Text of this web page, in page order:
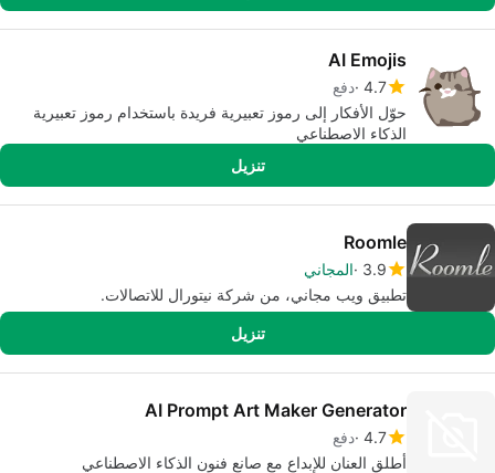
AI Emojis
4.7 دفع
حوّل الأفكار إلى رموز تعبيرية فريدة باستخدام رموز تعبيرية
الذكاء الاصطناعي
تنزيل
Roomle
3.9 المجاني
تطبيق ويب مجاني، من شركة نيتورال للاتصالات.
تنزيل
AI Prompt Art Maker Generator
4.7 دفع
أطلق العنان للإبداع مع صانع فنون الذكاء الاصطناعي